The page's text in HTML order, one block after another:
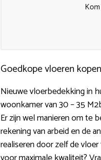
Goedkope vloeren
Nieuwe vloerbedekking in
woonkamer van 30 – 35
Er zijn wel manieren om te
rekening van arbeid en de
realiseren door zelf de